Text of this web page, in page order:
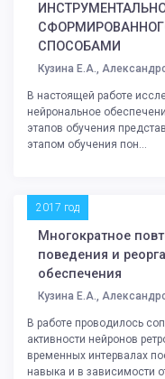
СПОСОБАМИ
Кузина Е.А.,
В настоящей работе
нейрональное
этапов обучения
этапом обучения пон...
2017 год
Многократное
поведения и
обеспечения
Кузина Е.А.,
В работе проводилось
активности нейронов
временных интервалах
навыка и в зависимости